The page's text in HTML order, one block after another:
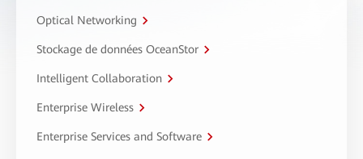
Optical Networking
Stockage de données OceanStor
Intelligent Collaboration
Enterprise Wireless
Enterprise Services and Software